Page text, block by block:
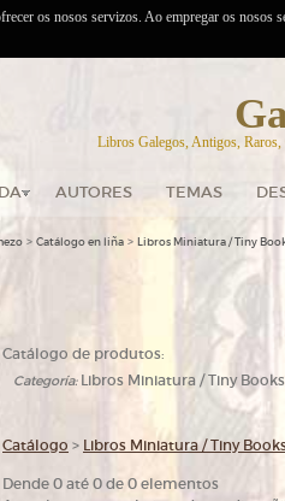
Libros Galegos, Antigos,
AUTORES TEMAS
> Catálogo en liña > Libros Miniatura / Tiny
Catálogo de produtos:
Categoría:Libros Miniatura / Tiny Books
Catálogo > Libros Miniatura / Tiny
Dende 0 até 0 de 0 elementos
os nosos servizos. Ao empregar os nosos